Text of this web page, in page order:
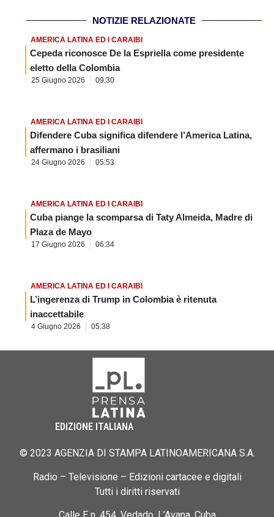
NOTIZIE RELAZIONATE
AMERICA LATINA ED I CARAIBI
Cepeda riconosce De la Espriella come presidente
eletto della Colombia
25 Giugno 2026 09:30
AMERICA LATINA ED I CARAIBI
Difendere Cuba significa difendere l’America Latina,
affermano i brasiliani
24 Giugno 2026 05:53
AMERICA LATINA ED I CARAIBI
Cuba piange la scomparsa di Taty Almeida, Madre di
Plaza de Mayo
17 Giugno 2026 06:34
AMERICA LATINA ED I CARAIBI
L’ingerenza di Trump in Colombia è ritenuta
inaccettabile
4 Giugno 2026 05:38
EDIZIONE ITALIANA
© 2023 AGENZIA DI STAMPA LATINOAMERICANA S.A.
Radio – Televisione – Edizioni cartacee e digitali
Tutti i diritti riservati